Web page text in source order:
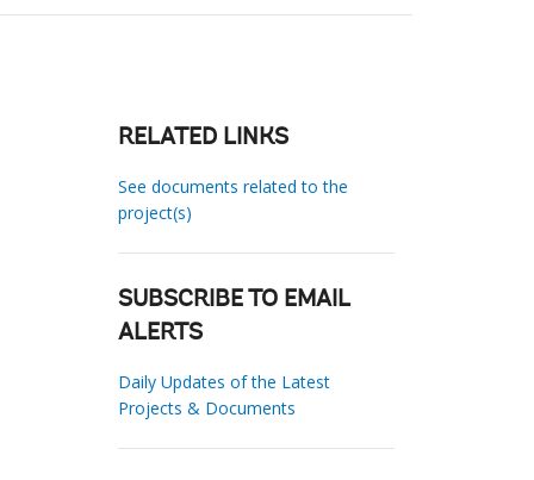
RELATED LINKS
See documents related to the
project(s)
SUBSCRIBE TO EMAIL
ALERTS
Daily Updates of the Latest
Projects & Documents